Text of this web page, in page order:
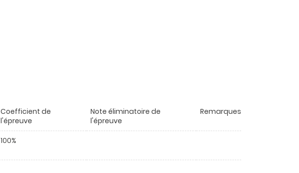
Coefficient de
l'épreuve
Note éliminatoire de
l'épreuve
Remarques
100%